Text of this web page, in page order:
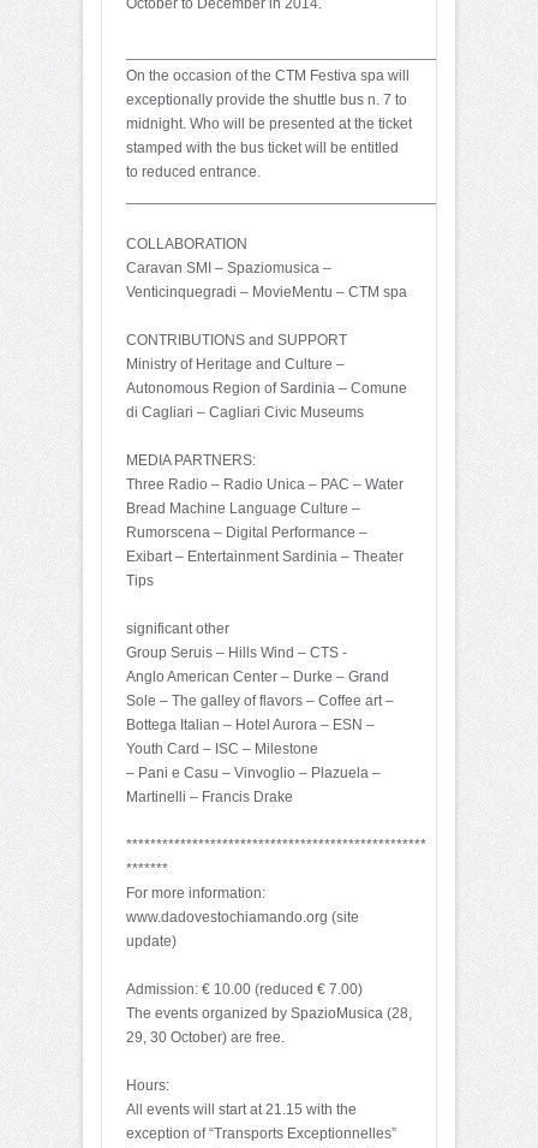
October to December in 2014.
On the occasion of the CTM Festiva spa will
exceptionally provide the shuttle bus n. 7 to
midnight. Who will be presented at the ticket
stamped with the bus ticket will be entitled
to reduced entrance.
_________________________________________
COLLABORATION
Caravan SMI – Spaziomusica –
Venticinquegradi – MovieMentu – CTM spa
CONTRIBUTIONS and SUPPORT
Ministry of Heritage and Culture –
Autonomous Region of Sardinia – Comune
di Cagliari – Cagliari Civic Museums
MEDIA PARTNERS:
Three Radio – Radio Unica – PAC – Water
Bread Machine Language Culture –
Rumorscena – Digital Performance –
Exibart – Entertainment Sardinia – Theater
Tips
significant other
Group Seruis – Hills Wind – CTS -
Anglo American Center – Durke – Grand
Sole – The galley of flavors – Coffee art –
Bottega Italian – Hotel Aurora – ESN –
Youth Card – ISC – Milestone
– Pani e Casu – Vinvoglio – Plazuela –
Martinelli – Francis Drake
**************************************************
*******
For more information:
www.dadovestochiamando.org (site
update)
Admission: € 10.00 (reduced € 7.00)
The events organized by SpazioMusica (28,
29, 30 October) are free.
Hours:
All events will start at 21.15 with the
exception of “Transports Exceptionnelles”